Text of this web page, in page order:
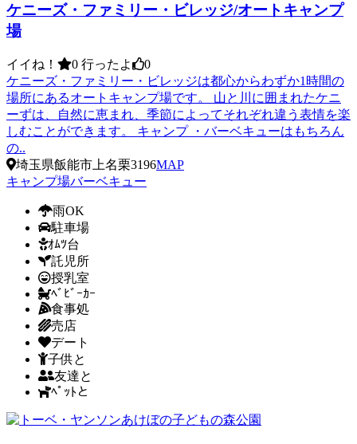
ケニーズ・ファミリー・ビレッジ/オートキャンプ
場
イイね！ 0 行ったよ
0
ケニーズ・ファミリー・ビレッジは都心からわずか1時間の
場所にあるオートキャンプ場です。 山と川に囲まれたケニ
ーずは、自然に恵まれ、季節によってそれぞれ違う表情を楽
しむことができます。 キャンプ ・バーベキューはもちろん
の..
埼玉県飯能市上名栗3196MAP
キャンプ場バーベキュー
雨OK
駐車場
ｵﾑﾂ台
託児所
授乳室
ﾍﾞﾋﾞｰｶｰ
食事処
売店
デート
子供と
友達と
ﾍﾟｯﾄと